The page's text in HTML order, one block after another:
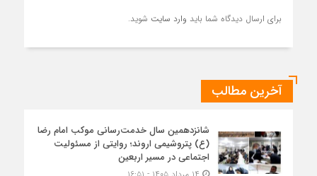
برای ارسال دیدگاه شما باید وارد سایت شوید.
آخرین مطالب
شانزدهمین سال خدمت‌رسانی موکب امام رضا
(ع) پتروشیمی اروند؛ روایتی از مسئولیت
اجتماعی در مسیر اربعین